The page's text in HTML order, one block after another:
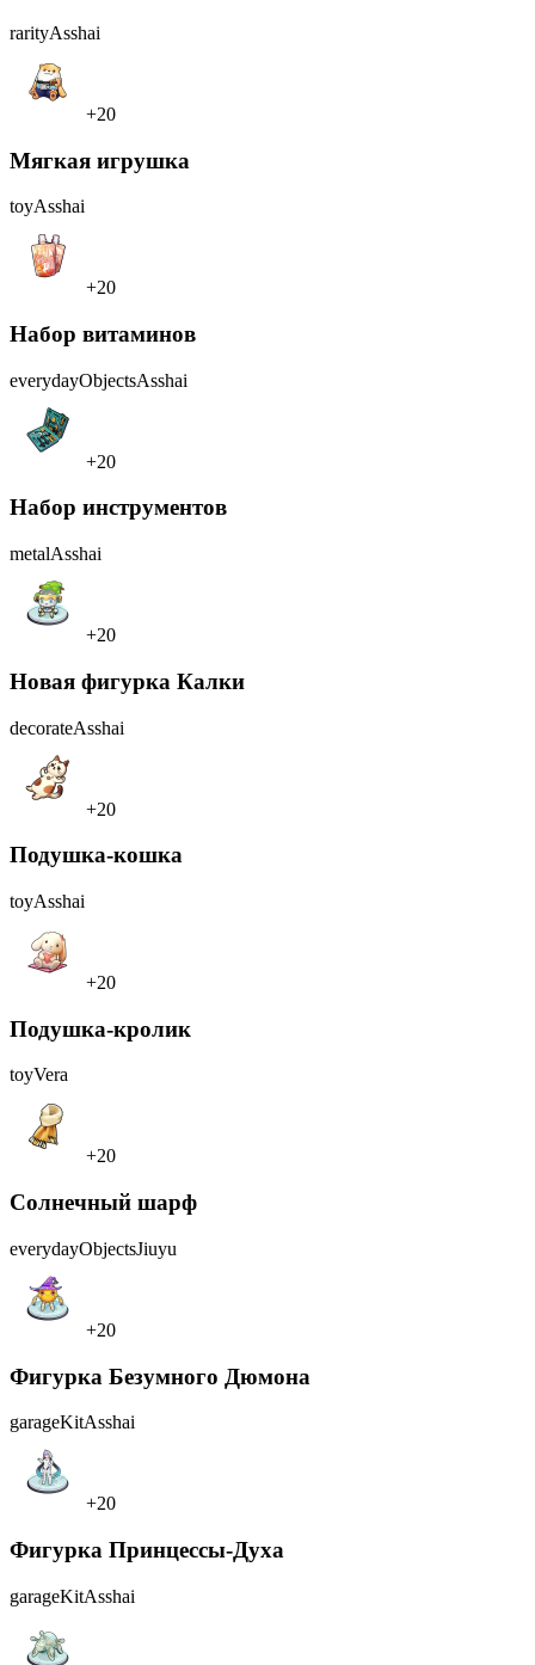
rarityAsshai
+20
Мягкая игрушка
toyAsshai
+20
Набор витаминов
everydayObjectsAsshai
+20
Набор инструментов
metalAsshai
+20
Новая фигурка Калки
decorateAsshai
+20
Подушка-кошка
toyAsshai
+20
Подушка-кролик
toyVera
+20
Солнечный шарф
everydayObjectsJiuyu
+20
Фигурка Безумного Дюмона
garageKitAsshai
+20
Фигурка Принцессы-Духа
garageKitAsshai